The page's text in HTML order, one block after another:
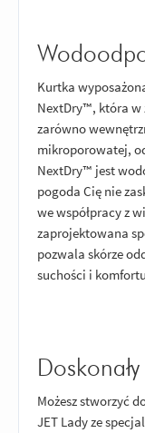
Kurtka
NextDry™, która w
zarówno
mikroporowatej,
NextDry™ jest
pogoda Cię nie
we współpracy z
zaprojektowana
pozwala skórze
suchości i
Możesz stworzyć
JET Lady ze